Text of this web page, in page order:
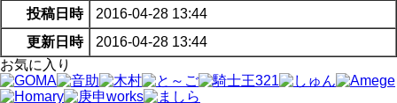
投稿日時
2016-04-28 13:44
更新日時
2016-04-28 13:44
お気に入り